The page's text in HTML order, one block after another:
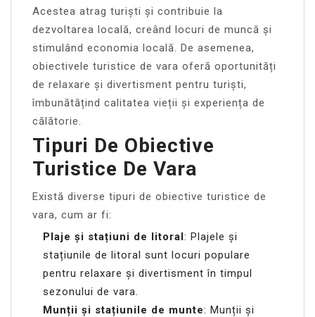
Acestea atrag turiști și contribuie la
dezvoltarea locală, creând locuri de muncă și
stimulând economia locală. De asemenea,
obiectivele turistice de vara oferă oportunități
de relaxare și divertisment pentru turiști,
îmbunătățind calitatea vieții și experiența de
călătorie.
Tipuri De Obiective
Turistice De Vara
Există diverse tipuri de obiective turistice de
vara, cum ar fi:
Plaje și stațiuni de litoral: Plajele și
stațiunile de litoral sunt locuri populare
pentru relaxare și divertisment în timpul
sezonului de vara.
Munții și stațiunile de munte: Munții și